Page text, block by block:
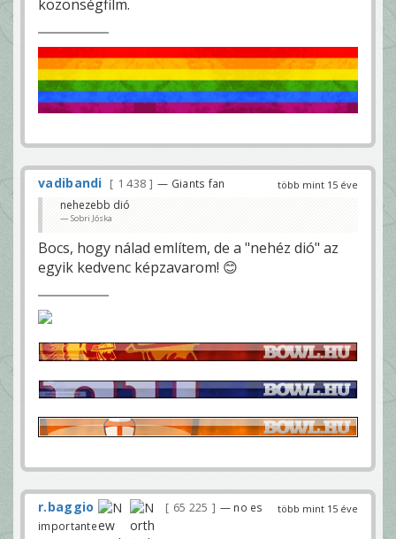
közönségfilm.
több mint 15 éve
vadibandi 1 438 — Giants fan
nehezebb dió
Sobri Jóska
Bocs, hogy nálad említem, de a "nehéz dió" az
egyik kedvenc képzavarom! 😊
több mint 15 éve
r.baggio 65 225
— no es
importante